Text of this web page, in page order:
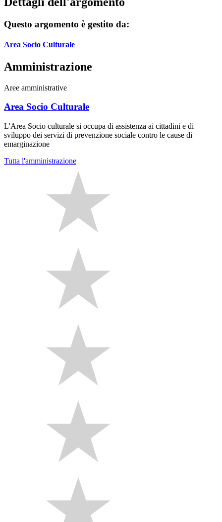
Questo argomento è gestito da:
Area Socio Culturale
Amministrazione
Aree amministrative
Area Socio Culturale
L'Area Socio culturale si occupa di assistenza ai cittadini e di
sviluppo dei servizi di prevenzione sociale contro le cause di
emarginazione
Tutta l'amministrazione